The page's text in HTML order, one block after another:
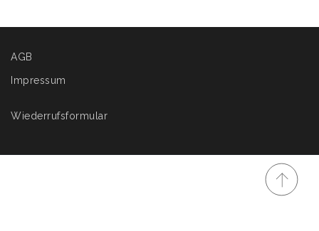
AGB
Impressum
Wiederrufsformular